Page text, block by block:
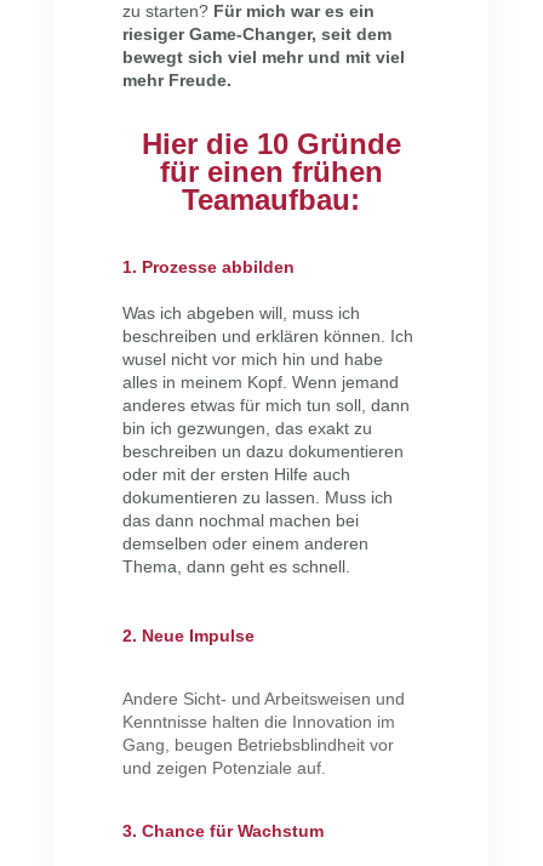
zu starten? Für mich war es ein
riesiger Game-Changer, seit dem
bewegt sich viel mehr und mit viel
mehr Freude.
Hier die 10 Gründe
für einen frühen
Teamaufbau:
1. Prozesse abbilden
Was ich abgeben will, muss ich
beschreiben und erklären können. Ich
wusel nicht vor mich hin und habe
alles in meinem Kopf. Wenn jemand
anderes etwas für mich tun soll, dann
bin ich gezwungen, das exakt zu
beschreiben un dazu dokumentieren
oder mit der ersten Hilfe auch
dokumentieren zu lassen. Muss ich
das dann nochmal machen bei
demselben oder einem anderen
Thema, dann geht es schnell.
2. Neue Impulse
Andere Sicht- und Arbeitsweisen und
Kenntnisse halten die Innovation im
Gang, beugen Betriebsblindheit vor
und zeigen Potenziale auf.
3. Chance für Wachstum